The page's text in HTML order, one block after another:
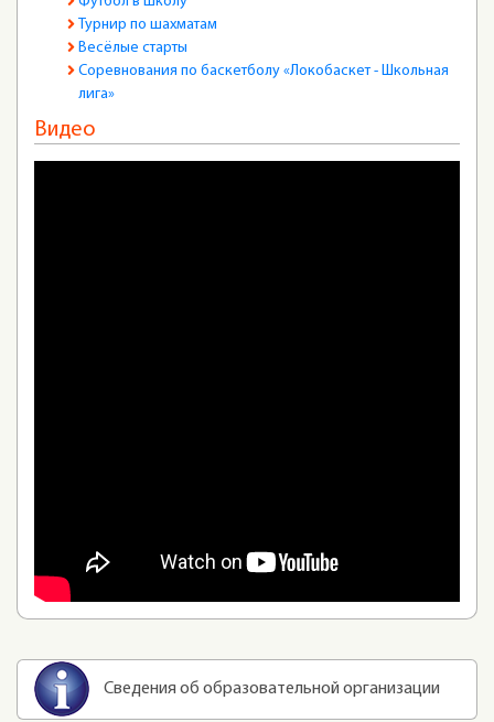
Турнир по шахматам
Весёлые старты
Соревнования по баскетболу «Локобаскет - Школьная
лига»
Видео
Сведения об образовательной организации